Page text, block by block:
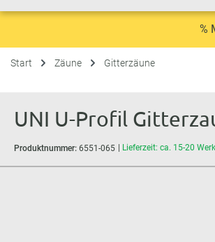
%
Start Zäune Gitterzäune
UNI U-Profil
Produktnummer: 6551-065 Lieferzeit: ca. 15-20